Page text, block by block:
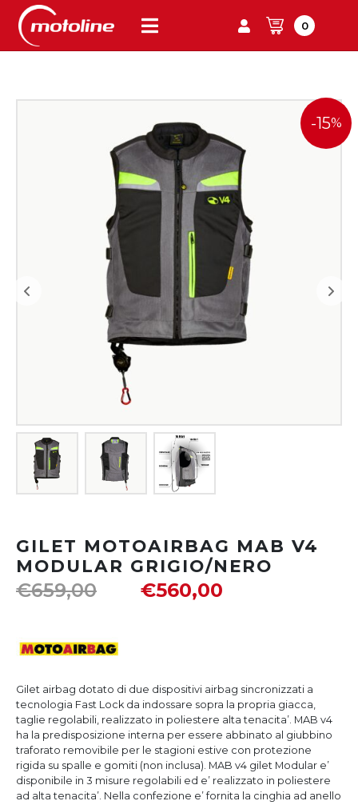
0
-15%
GILET MOTOAIRBAG MAB V4
MODULAR GRIGIO/NERO
€659,00 €560,00
Gilet airbag dotato di due dispositivi airbag sincronizzati a
tecnologia Fast Lock da indossare sopra la propria giacca,
taglie regolabili, realizzato in poliestere alta tenacita’. MAB v4
ha la predisposizione interna per essere abbinato al giubbino
traforato removibile per le stagioni estive con protezione
rigida su spalle e gomiti (non inclusa). MAB v4 gilet Modular e’
disponibile in 3 misure regolabili ed e’ realizzato in poliestere
ad alta tenacita’. Nella confezione e’ fornita la cinghia ad anello